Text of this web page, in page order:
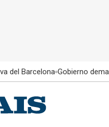
del Barcelona Gobierno